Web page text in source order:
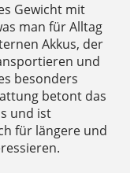
Gewicht mit
man für Alltag
Akkus, der
und
besonders
betont das
und ist
für längere und